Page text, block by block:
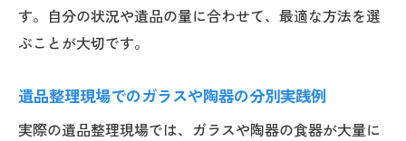
す。自分の状況や遺品の量に合わせて、最適な方法を選
ぶことが大切です。
遺品整理現場でのガラスや陶器の分別実践例
実際の遺品整理現場では、ガラスや陶器の食器が大量に